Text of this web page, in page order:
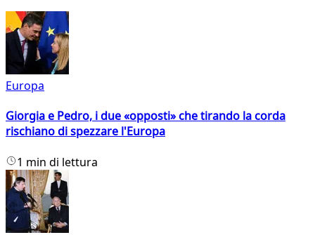
Europa
Giorgia e Pedro, i due «opposti» che tirando la corda
rischiano di spezzare l'Europa
1 min di lettura